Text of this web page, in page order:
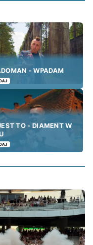
- WPADAM
TO - DIAMENT W